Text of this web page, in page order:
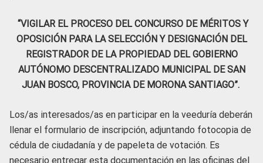
“VIGILAR EL PROCESO DEL CONCURSO DE MÉRITOS Y
OPOSICIÓN PARA LA SELECCIÓN Y DESIGNACIÓN DEL
REGISTRADOR DE LA PROPIEDAD DEL GOBIERNO
AUTÓNOMO DESCENTRALIZADO MUNICIPAL DE SAN
JUAN BOSCO, PROVINCIA DE MORONA SANTIAGO”.
Los/as interesados/as en participar en la veeduría deberán
llenar el formulario de inscripción, adjuntando fotocopia de
cédula de ciudadanía y de papeleta de votación. Es
necesario entregar esta documentación en las oficinas del